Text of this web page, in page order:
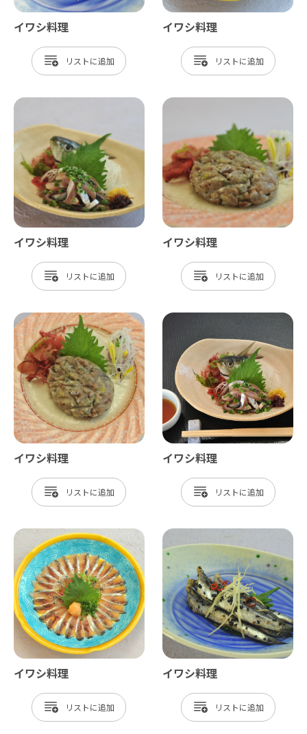
イワシ料理
リスト
イワシ料理
リスト
イワシ料理
リスト
イワシ料理
リスト
イワシ料理
リスト
イワシ料理
リスト
イワシ料理
リスト
イワシ料理
リスト